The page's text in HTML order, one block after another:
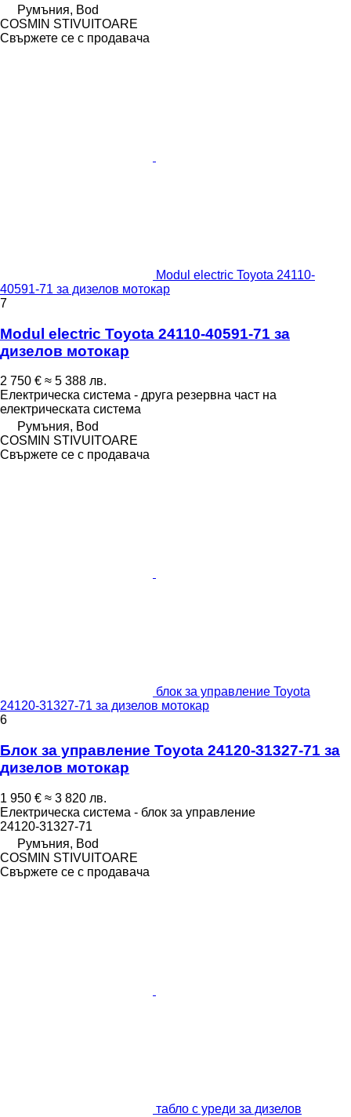
Румъния, Bod
COSMIN STIVUITOARE
Свържете се с продавача
Modul electric Toyota 24110-
40591-71 за дизелов мотокар
7
Modul electric Toyota 24110-40591-71 за
дизелов мотокар
2 750 € ≈ 5 388 лв.
Електрическа система - друга резервна част на
електрическата система
Румъния, Bod
COSMIN STIVUITOARE
Свържете се с продавача
блок за управление Toyota
24120-31327-71 за дизелов мотокар
6
Блок за управление Toyota 24120-31327-71 за
дизелов мотокар
1 950 € ≈ 3 820 лв.
Електрическа система - блок за управление
24120-31327-71
Румъния, Bod
COSMIN STIVUITOARE
Свържете се с продавача
табло с уреди за дизелов